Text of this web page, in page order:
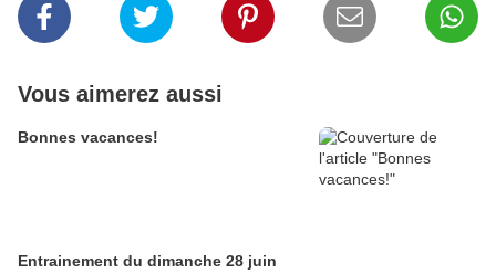
Vous aimerez aussi
Bonnes vacances!
Entrainement du dimanche 28 juin